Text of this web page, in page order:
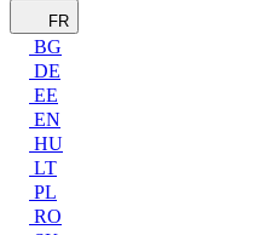
FR
BG
DE
EE
EN
HU
LT
PL
RO